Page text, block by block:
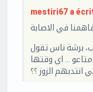
mestiri67 a
برشة ناس تقول
… اي وقتها
انتدبهم الزوز ؟؟